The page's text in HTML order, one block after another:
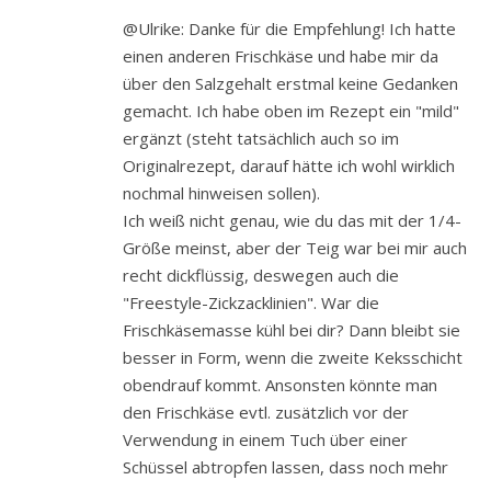
@Ulrike: Danke für die Empfehlung! Ich hatte
einen anderen Frischkäse und habe mir da
über den Salzgehalt erstmal keine Gedanken
gemacht. Ich habe oben im Rezept ein "mild"
ergänzt (steht tatsächlich auch so im
Originalrezept, darauf hätte ich wohl wirklich
nochmal hinweisen sollen).
Ich weiß nicht genau, wie du das mit der 1/4-
Größe meinst, aber der Teig war bei mir auch
recht dickflüssig, deswegen auch die
"Freestyle-Zickzacklinien". War die
Frischkäsemasse kühl bei dir? Dann bleibt sie
besser in Form, wenn die zweite Keksschicht
obendrauf kommt. Ansonsten könnte man
den Frischkäse evtl. zusätzlich vor der
Verwendung in einem Tuch über einer
Schüssel abtropfen lassen, dass noch mehr